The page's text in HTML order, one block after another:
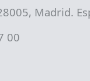
Madrid.
00